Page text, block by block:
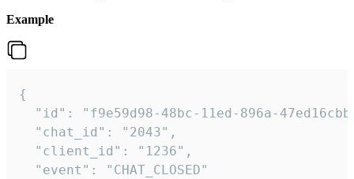
Example
{
"id": "f9e59d98-48bc-11ed-896a-
  "chat_id": "2043",
  "client_id": "1236",
  "event": "CHAT_CLOSED"